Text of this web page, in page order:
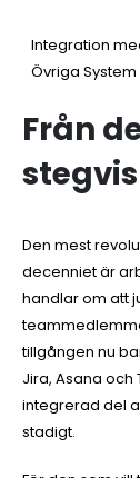
Integration
Övriga System
Från
Den mest
decenniet är
handlar om att
tillgången nu
Jira, Asana
integrerad del
stadigt.